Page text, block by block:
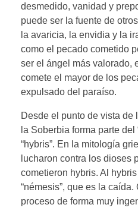
desmedido, vanidad y
puede ser la fuente de
la avaricia, la envidia y la
como el pecado cometido
ser el ángel más valorado,
comete el mayor de los
expulsado del paraíso.
Desde el punto de vista
la Soberbia forma parte del
“hybris”. En la mitología
lucharon contra los dioses
cometieron hybris. Al
“némesis”, que es la
proceso de forma muy